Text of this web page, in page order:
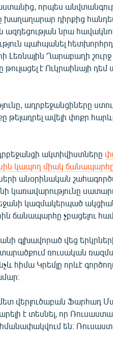
որպես
խաղաղարար դիրքից
նրա
պահպանել
Լեռնային Ղարաբաղի
է Ուկրաինայի
ադրբեջանցիները
թելադրել ավելի փոքր
ակտիվիստները
կապող միակ
անօրինական
կառավարությունը
կազմակերպած
ճանապարհը չբացելու
գլխավորած վեց
ռուսական
հիմա Կրեմլը որևէ
վերլուծաբան Ֆարհադ
է տեսնել, որ
են։